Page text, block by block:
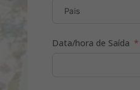
Data/hora de Saída